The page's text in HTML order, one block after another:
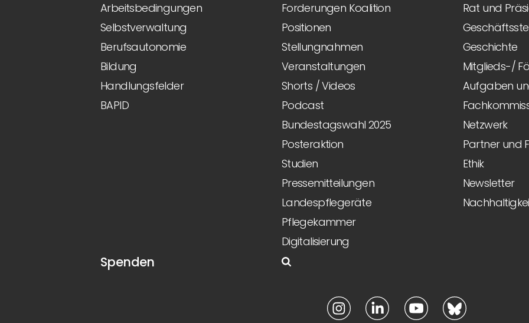
Arbeitsbedingungen
Selbstverwaltung
Berufsautonomie
Bildung
Handlungsfelder
BAPID
Forderungen Koalition
Positionen
Stellungnahmen
Veranstaltungen
Shorts / Videos
Podcast
Bundestagswahl 2025
Posteraktion
Studien
Pressemitteilungen
Landespflegeräte
Pflegekammer
Digitalisierung
Rat und
Geschichte
Mitglieds-/
Aufgaben
Netzwerk
Partner und
Ethik
Newsletter
Spenden